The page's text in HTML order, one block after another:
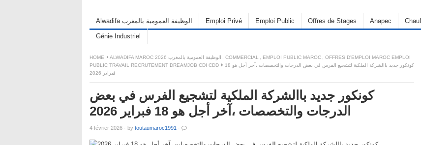
Alwadifa الوظيفة العمومية بالمغرب Emploi Privé Emploi Public Offres de Stages Anapec
Génie Industriel
HOME ALWADIFA MAROC 2026 الوظيفة العمومية بالمغرب COMMERCIAL EMPLOI PUBLIC MAROC
OFFRES D'EMPLOI MAROC EMPLOI
PUBLIC TRAVAIL RECRUTEMENT DREAMJOB CDI CDD
كونكور جديد باالشركة الملكية لتشجيع الفرس في بعض الدرجات والتخصصات ،آخر أجل هو 18
فبراير 2026
كونكور جديد باالشركة الملكية لتشجيع الفرس في بعض
الدرجات والتخصصات ،آخر أجل هو 18 فبراير 2026
4 février 2026 · by toutaumaroc1991 ·